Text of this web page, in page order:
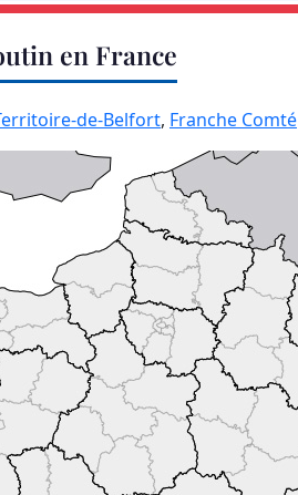
en France
de-Belfort, Franche Comté